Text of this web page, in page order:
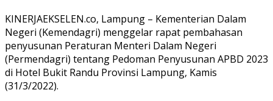
KINERJAEKSELEN.co, Lampung – Kementerian Dalam
Negeri (Kemendagri) menggelar rapat pembahasan
penyusunan Peraturan Menteri Dalam Negeri
(Permendagri) tentang Pedoman Penyusunan APBD 2023
di Hotel Bukit Randu Provinsi Lampung, Kamis
(31/3/2022).